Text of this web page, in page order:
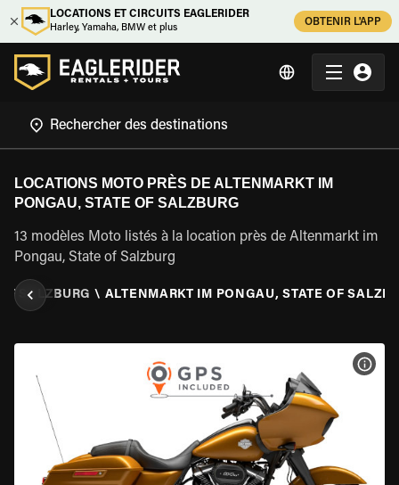
LOCATIONS ET CIRCUITS EAGLERIDER
Harley, Yamaha, BMW et plus
OBTENIR L'APP
LOCATIONS MOTO PRÈS DE ALTENMARKT IM
PONGAU, STATE OF SALZBURG
13 modèles Moto listés à la location près de Altenmarkt im
Pongau, State of Salzburg
SALZBURG \ ALTENMARKT IM PONGAU, STATE OF